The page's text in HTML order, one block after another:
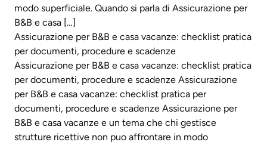
modo superficiale. Quando si parla di Assicurazione per
B&B e casa […]
Assicurazione per B&B e casa vacanze: checklist pratica
per documenti, procedure e scadenze
Assicurazione per B&B e casa vacanze: checklist pratica
per documenti, procedure e scadenze Assicurazione
per B&B e casa vacanze: checklist pratica per
documenti, procedure e scadenze Assicurazione per
B&B e casa vacanze e un tema che chi gestisce
strutture ricettive non puo affrontare in modo